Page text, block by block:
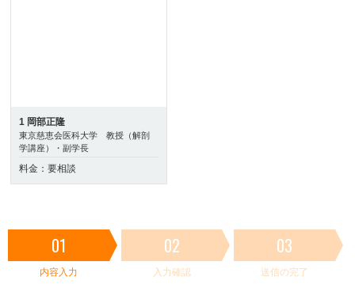
1 岡部正隆
東京慈恵会医科大学 教授（解剖
学講座）・副学長
料金：要相談
01
内容入力
02
入力確認
03
送信の完了